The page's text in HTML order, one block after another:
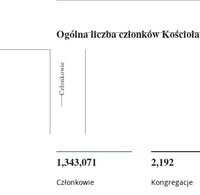
Ogólna liczba członków Kościoła
Członkowie
1,343,071
Członkowie
2,192
Kongregacje